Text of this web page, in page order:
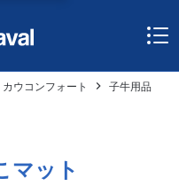
カウコンフォート
子牛用品
マット